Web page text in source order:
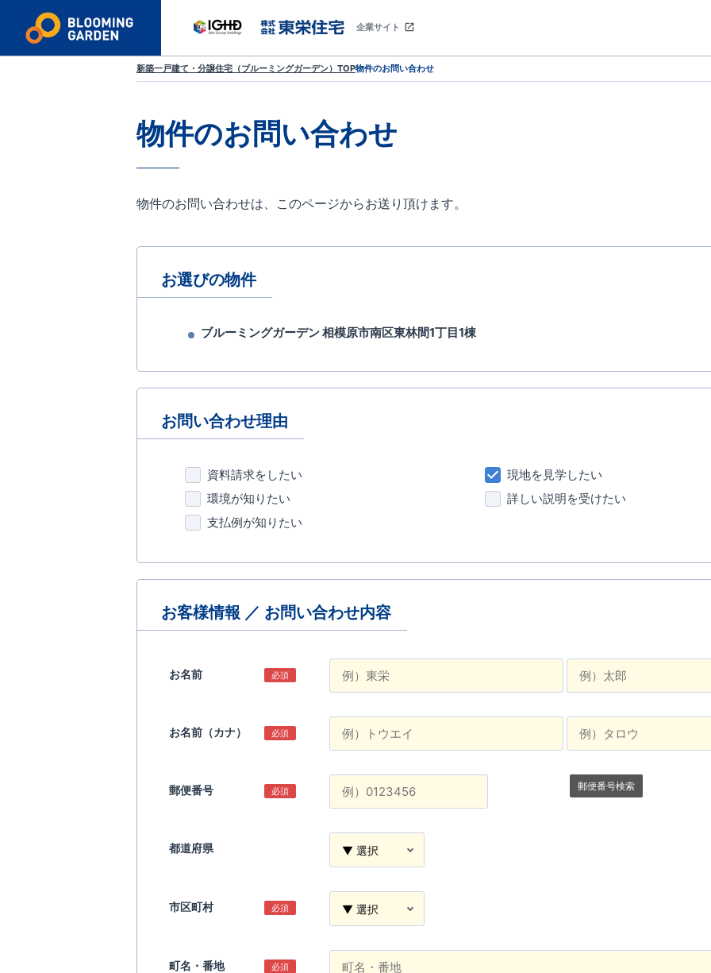
企業サイト
新築一戸建て・分譲住宅（ブルーミングガーデン）TOP物件のお問い合わせ
物件のお問い合わせ
物件のお問い合わせは、このページからお送り頂けます。
お選びの物件
ブルーミングガーデン 相模原市南区東林間1丁目1棟
お問い合わせ理由
資料請求をしたい
現地を見学したい
環境が知りたい
詳しい説明を受けたい
支払例が知りたい
お客様情報 ／ お問い合わせ内容
お名前 必須
お名前（カナ） 必須
郵便番号 必須 郵便番号検索
都道府県
市区町村 必須
町名・番地 必須